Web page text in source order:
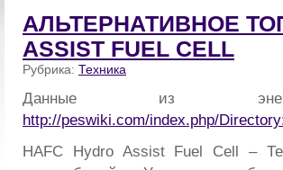
АЛЬТЕРНАТИВНОЕ
ASSIST FUEL CELL
Рубрика: Техника
Данные из
http://peswiki.com/index.php/
HAFC Hydro Assist Fuel Cell –